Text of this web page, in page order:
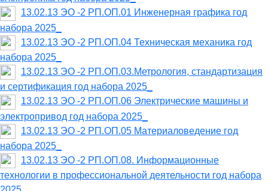
13.02.13 ЭО -2 РП.ОП.01 Инженерная графика год
набора 2025_
13.02.13 ЭО -2 РП.ОП.04 Техническая механика год
набора 2025_
13.02.13 ЭО -2 РП.ОП.03.Метрология, стандартизация
и сертификация год набора 2025_
13.02.13 ЭО -2 РП.ОП.06 Электрические машины и
электропривод год набора 2025_
13.02.13 ЭО -2 РП.ОП.05 Материаловедение год
набора 2025_
13.02.13 ЭО -2 РП.ОП.08. Информационные
технологии в профессиональной деятельности год набора